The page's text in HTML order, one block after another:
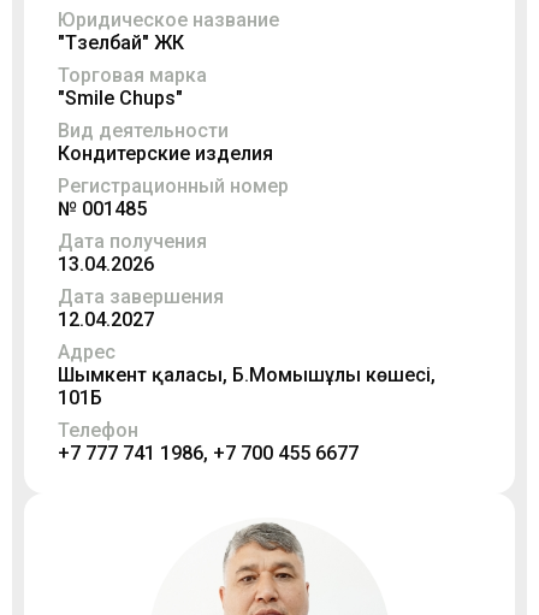
Юридическое название
"Түзелбай" ЖК
Торговая марка
"Smile Chups"
Вид деятельности
Кондитерские изделия
Регистрационный номер
№ 001485
Дата получения
13.04.2026
Дата завершения
12.04.2027
Адрес
Шымкент қаласы, Б.Момышұлы көшесі,
101Б
Телефон
+7 777 741 1986, +7 700 455 6677